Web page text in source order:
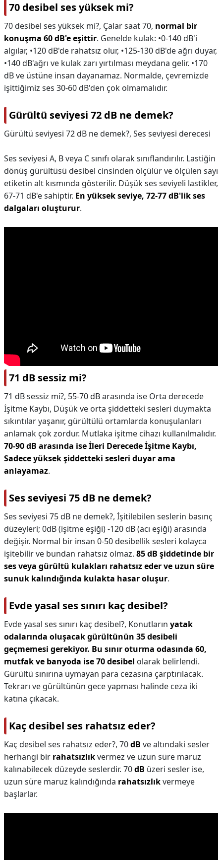
70 desibel ses yüksek mi?
70 desibel ses yüksek mi?, Çalar saat 70, normal bir
konuşma 60 dB'e eşittir. Genelde kulak: •0-140 dB'i
algılar, •120 dB'de rahatsız olur, •125-130 dB'de ağrı duyar,
•140 dB'ağrı ve kulak zarı yırtılması meydana gelir. •170
dB ve üstüne insan dayanamaz. Normalde, çevremizde
işittiğimiz ses 30-60 dB'den çok olmamalıdır.
Gürültü seviyesi 72 dB ne demek?
Gürültü seviyesi 72 dB ne demek?, Ses seviyesi derecesi
Ses seviyesi A, B veya C sınıfı olarak sınıflandırılır. Lastiğin
dönüş gürültüsü desibel cinsinden ölçülür ve ölçülen sayı
etiketin alt kısmında gösterilir. Düşük ses seviyeli lastikler,
67-71 dB'e sahiptir. En yüksek seviye, 72-77 dB'lik ses
dalgaları oluşturur.
71 dB sessiz mi?
71 dB sessiz mi?, 55-70 dB arasında ise Orta derecede
İşitme Kaybı, Düşük ve orta şiddetteki sesleri duymakta
sıkıntılar yaşanır, gürültülü ortamlarda konuşulanları
anlamak çok zordur. Mutlaka işitme cihazı kullanılmalıdır.
70-90 dB arasında ise İleri Derecede İşitme Kaybı,
Sadece yüksek şiddetteki sesleri duyar ama
anlayamaz.
Ses seviyesi 75 dB ne demek?
Ses seviyesi 75 dB ne demek?, İşitilebilen seslerin basınç
düzeyleri; 0dB (işitme eşiği) -120 dB (acı eşiği) arasında
değişir. Normal bir insan 0-50 desibellik sesleri kolayca
işitebilir ve bundan rahatsız olmaz. 85 dB şiddetinde bir
ses veya gürültü kulakları rahatsız eder ve uzun süre
sunuk kalındığında kulakta hasar oluşur.
Evde yasal ses sınırı kaç desibel?
Evde yasal ses sınırı kaç desibel?, Konutların yatak
odalarında oluşacak gürültünün 35 desibeli
geçmemesi gerekiyor. Bu sınır oturma odasında 60,
mutfak ve banyoda ise 70 desibel olarak belirlendi.
Gürültü sınırına uymayan para cezasına çarptırılacak.
Tekrarı ve gürültünün gece yapması halinde ceza iki
katına çıkacak.
Kaç desibel ses rahatsız eder?
Kaç desibel ses rahatsız eder?, 70dB ve altındaki sesler
herhangi bir rahatsızlıkvermez ve uzun süre maruz
kalınabilecek düzeyde seslerdir. 70dB üzeri sesler ise,
uzun süre maruz kalındığında rahatsızlıkvermeye
başlarlar.